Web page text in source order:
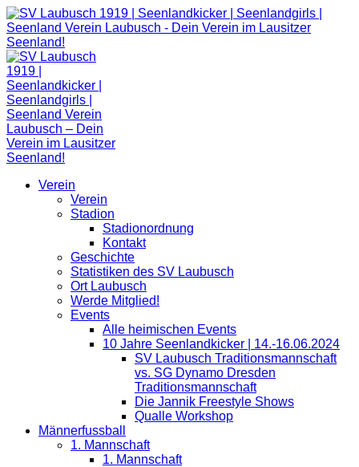
Zum
Inhalt
springen
Verein
Verein
Stadion
Stadionordnung
Kontakt
Geschichte
Statistiken des SV Laubusch
Ort Laubusch
Werde Mitglied!
Events
Alle heimischen Events
10 Jahre Seenlandkicker | 14.-16.06.2024
SV Laubusch Traditionsmannschaft
vs. SG Dynamo Dresden
Traditionsmannschaft
Die Jannik Freestyle Shows
Qualle Workshop
Männerfussball
1. Mannschaft
1. Mannschaft